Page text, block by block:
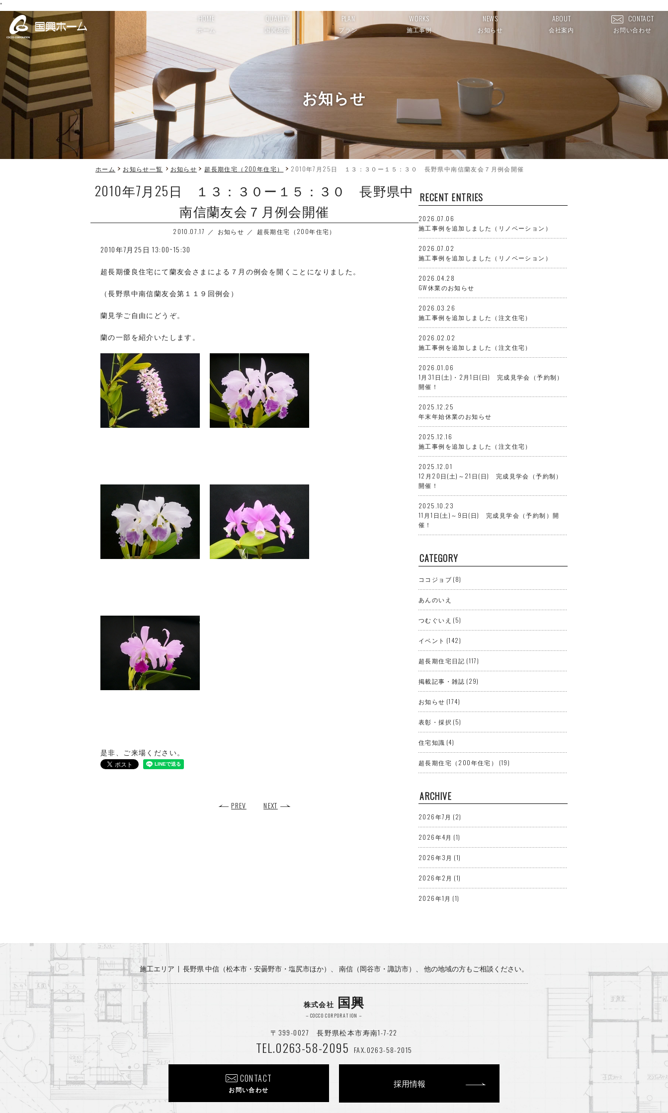
"
HOME
ホーム
QUALITY
国興品質
PLAN
プラン
WORKS
施工事例
NEWS
お知らせ
ABOUT
会社案内
CONTACT
お問い合わせ
お知らせ
ホーム お知らせ一覧 お知らせ 超長期住宅（200年住宅） 2010年7月25日 １３：３０ー１５：３０ 長野県中南信蘭友会７月例会開催
2010年7月25日 １３：３０ー１５：３０ 長野県中
南信蘭友会７月例会開催
2010.07.17 お知らせ 超長期住宅（200年住宅）
2010年7月25日 13:00~15:30
超長期優良住宅にて蘭友会さまによる７月の例会を開くことになりました。
（長野県中南信蘭友会第１１９回例会）
蘭見学ご自由にどうぞ。
蘭の一部を紹介いたします。
是非、ご来場ください。
PREV NEXT
RECENT ENTRIES
2026.07.06
施工事例を追加しました（リノベーション）
2026.07.02
施工事例を追加しました（リノベーション）
2026.04.28
GW休業のお知らせ
2026.03.26
施工事例を追加しました（注文住宅）
2026.02.02
施工事例を追加しました（注文住宅）
2026.01.06
1月31日(土)・2月1日(日) 完成見学会（予約制）
開催！
2025.12.25
年末年始休業のお知らせ
2025.12.16
施工事例を追加しました（注文住宅）
2025.12.01
12月20日(土)～21日(日) 完成見学会（予約制）
開催！
2025.10.23
11月1日(土)～9日(日) 完成見学会（予約制）開
催！
CATEGORY
ココジョブ (8)
あんのいえ
つむぐいえ (5)
イベント (142)
超長期住宅日記 (117)
掲載記事・雑誌 (29)
お知らせ (174)
表彰・採択 (5)
住宅知識 (4)
超長期住宅（200年住宅） (19)
ARCHIVE
2026年7月 (2)
2026年4月 (1)
2026年3月 (1)
2026年2月 (1)
2026年1月 (1)
2024年12月
2024年8月(2)
施工エリア 長野県 中信（松本市・安曇野市・塩尻市ほか）、 南信（岡谷市・諏訪市）、 他の地域の方もご相談ください。
株式会社 国興
－COCCO CORPORATION－
〒399-0027 長野県松本市寿南1-7-22
TEL.0263-58-2095 FAX.0263-58-2015
CONTACT
お問い合わせ
採用情報